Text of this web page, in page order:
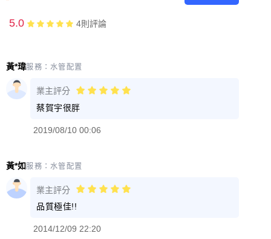
5.0 4則評論
黃*瑋服務： 水管配置
業主評分
蔡賀宇很胖
2019/08/10 00:06
黃*如服務： 水管配置
業主評分
品質極佳!!
2014/12/09 22:20